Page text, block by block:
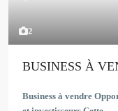
2
BUSINESS À
Business à vendre